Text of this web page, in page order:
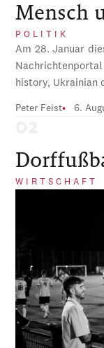
Mensch
POLITIK
Am 28. Januar
history, Ukrainian
Peter Feist 6.
WIRTSCHAFT